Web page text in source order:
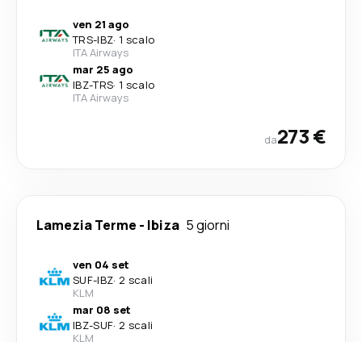
ven 21 ago
TRS-IBZ· 1 scalo
ITA Airways
mar 25 ago
IBZ-TRS· 1 scalo
ITA Airways
da273 €
Lamezia Terme - Ibiza 5 giorni
ven 04 set
SUF-IBZ· 2 scali
KLM
mar 08 set
IBZ-SUF· 2 scali
KLM